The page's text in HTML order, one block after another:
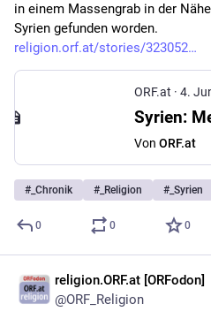
in einem Massengrab in der
Syrien gefunden worden.
religion.orf.at/stories/323052
ORF.at · 4.
Von ORF.at
# _Chronik # _Religion # _Syrien
0 0 0
religion.ORF.at [ORFodon]
@ORF_Religion